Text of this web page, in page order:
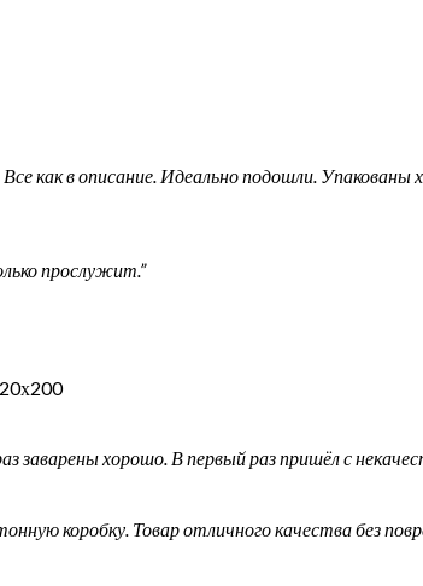
как в описание. Идеально подошли. Упакованы
прослужит.”
заварены хорошо. В первый раз пришёл с
коробку. Товар отличного качества без